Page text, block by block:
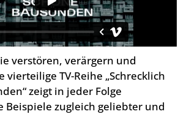
verstören, verärgern und
vierteilige TV-Reihe „Schrecklich
zeigt in jeder Folge
Beispiele zugleich geliebter und